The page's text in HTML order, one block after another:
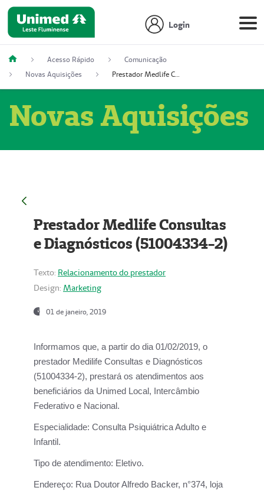
Login
Acesso Rápido
Comunicação
Novas Aquisições
Prestador Medlife Consultas e Diagnósticos (51004334-2)
Novas Aquisições
Prestador Medlife Consultas
e Diagnósticos (51004334-2)
Texto: Relacionamento do prestador
Design: Marketing
01 de janeiro, 2019
Informamos que, a partir do dia 01/02/2019, o
prestador Medilife Consultas e Diagnósticos
(51004334-2), prestará os atendimentos aos
beneficiários da Unimed Local, Intercâmbio
Federativo e Nacional.
Especialidade: Consulta Psiquiátrica Adulto e
Infantil.
Tipo de atendimento: Eletivo.
Endereço: Rua Doutor Alfredo Backer, n°374, loja